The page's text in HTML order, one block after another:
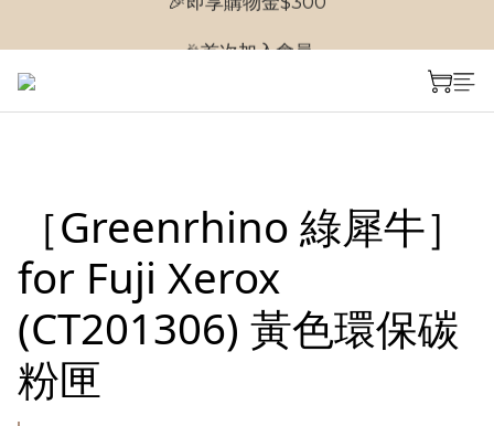
🎉首次加入會員
［Greenrhino 綠犀牛］
for Fuji Xerox
(CT201306) 黃色環保碳
粉匣